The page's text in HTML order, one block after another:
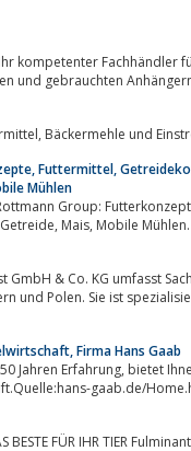
kompetenter
und gebrauchten
Ihr kompetenter Händler für Futtermittel,
Futtermittel,
Mühlen
Futtermittel, Getreidekonservierung,
Rindvieh, Schwein, Konservierung, Getreide, Mais, Mobile Mühlen.
Sachsen-Anhalt, Sachsen, Thüringen und
Polen. Sie ist spezialisiert auf
Firma Hans Gaab
GAAB die maßgeschneiderten Anlagen
gaab.de/
IHR TIER Fulminant ist